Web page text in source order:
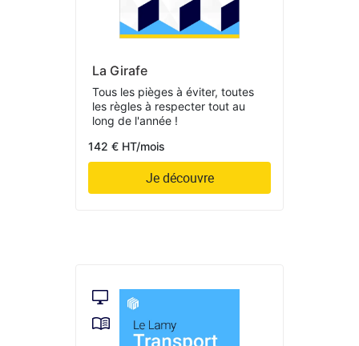
La Girafe
Tous les pièges à éviter, toutes
les règles à respecter tout au
long de l'année !
142 € HT/mois
Je découvre